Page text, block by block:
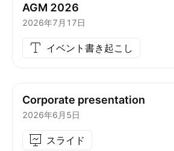
AGM 2026
2026年7月17日
イベント書き起こし
Corporate presentation
2026年6月5日
スライド